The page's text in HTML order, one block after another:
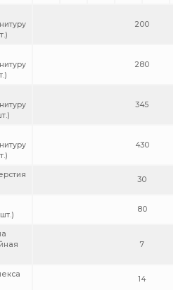
200
280
345
430
30
80
7
14